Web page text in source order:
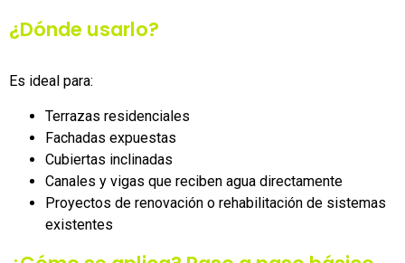
¿Dónde usarlo?
Es ideal para:
Terrazas residenciales
Fachadas expuestas
Cubiertas inclinadas
Canales y vigas que reciben agua directamente
Proyectos de renovación o rehabilitación de sistemas
existentes